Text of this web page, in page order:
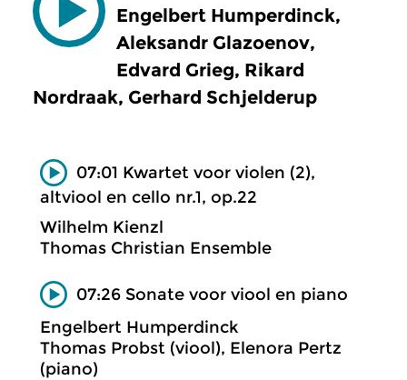
Engelbert Humperdinck,
Aleksandr Glazoenov,
Edvard Grieg, Rikard
Nordraak, Gerhard Schjelderup
07:01 Kwartet voor violen (2),
altviool en cello nr.1, op.22
Wilhelm Kienzl
Thomas Christian Ensemble
07:26 Sonate voor viool en piano
Engelbert Humperdinck
Thomas Probst (viool), Elenora Pertz
(piano)